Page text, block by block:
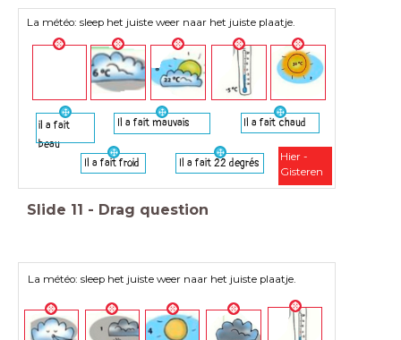
La météo: sleep het juiste weer naar het juiste plaatje.
Hier -
Gisteren
Il a fait mauvais Il a fait chaud
Il a fait froid Il a fait 22 degrés
il a fait
beau
Slide 11 - Drag question
La météo: sleep het juiste weer naar het juiste plaatje.